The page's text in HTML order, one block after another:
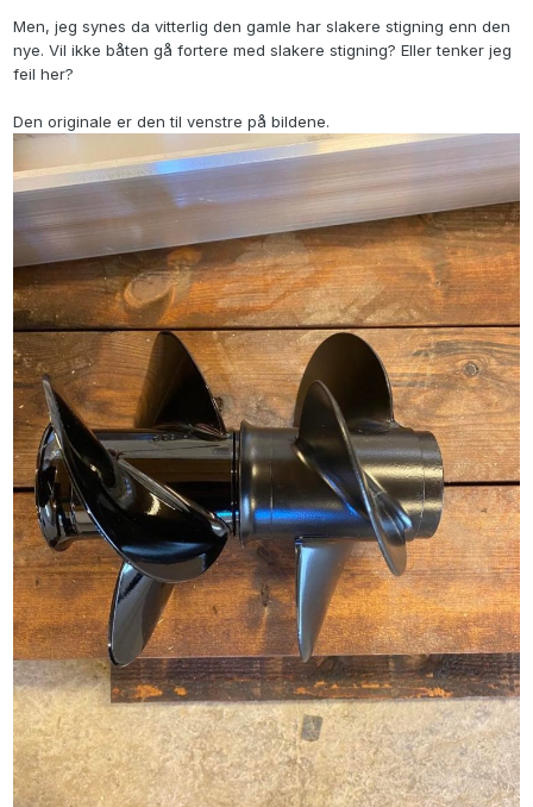
Men, jeg synes da vitterlig den gamle har slakere stigning enn den
nye. Vil ikke båten gå fortere med slakere stigning? Eller tenker jeg
feil her?
Den originale er den til venstre på bildene.